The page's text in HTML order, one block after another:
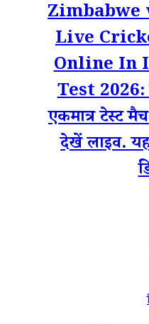
Zimbabwe
Live
Online In
Test 2026:
एकमात्र टेस्ट
देखें लाइव.